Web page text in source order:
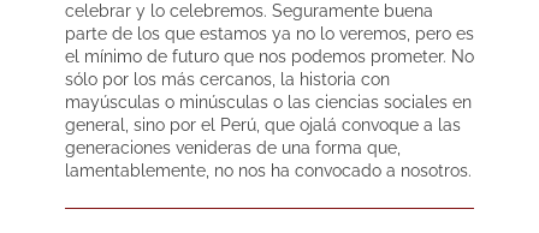
celebrar y lo celebremos. Seguramente buena
parte de los que estamos ya no lo veremos, pero es
el mínimo de futuro que nos podemos prometer. No
sólo por los más cercanos, la historia con
mayúsculas o minúsculas o las ciencias sociales en
general, sino por el Perú, que ojalá convoque a las
generaciones venideras de una forma que,
lamentablemente, no nos ha convocado a nosotros.